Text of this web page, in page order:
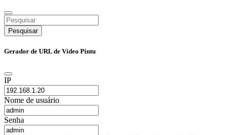
Pesquisar
Gerador de URL de Vídeo Pintu
IP
Nome de usuário
Senha